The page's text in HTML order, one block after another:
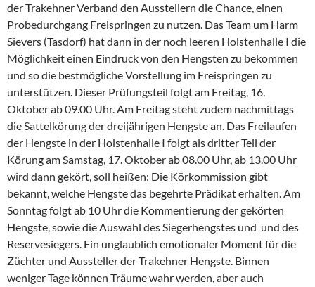
der Trakehner Verband den Ausstellern die Chance, einen
Probedurchgang Freispringen zu nutzen. Das Team um Harm
Sievers (Tasdorf) hat dann in der noch leeren Holstenhalle I die
Möglichkeit einen Eindruck von den Hengsten zu bekommen
und so die bestmögliche Vorstellung im Freispringen zu
unterstützen. Dieser Prüfungsteil folgt am Freitag, 16.
Oktober ab 09.00 Uhr. Am Freitag steht zudem nachmittags
die Sattelkörung der dreijährigen Hengste an. Das Freilaufen
der Hengste in der Holstenhalle I folgt als dritter Teil der
Körung am Samstag, 17. Oktober ab 08.00 Uhr, ab 13.00 Uhr
wird dann gekört, soll heißen: Die Körkommission gibt
bekannt, welche Hengste das begehrte Prädikat erhalten. Am
Sonntag folgt ab 10 Uhr die Kommentierung der gekörten
Hengste, sowie die Auswahl des Siegerhengstes und und des
Reservesiegers. Ein unglaublich emotionaler Moment für die
Züchter und Aussteller der Trakehner Hengste. Binnen
weniger Tage können Träume wahr werden, aber auch